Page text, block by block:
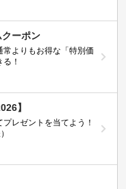
ーポン
よりもお得な「特別価
！
】
レゼントを当てよう！